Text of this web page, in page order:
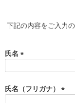
下記の内容をご入力
氏名
須
)
氏名（フリガナ）